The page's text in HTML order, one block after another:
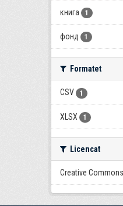
книга 1
фонд 1
Formatet
CSV 1
XLSX 1
Licencat
Creative Commons